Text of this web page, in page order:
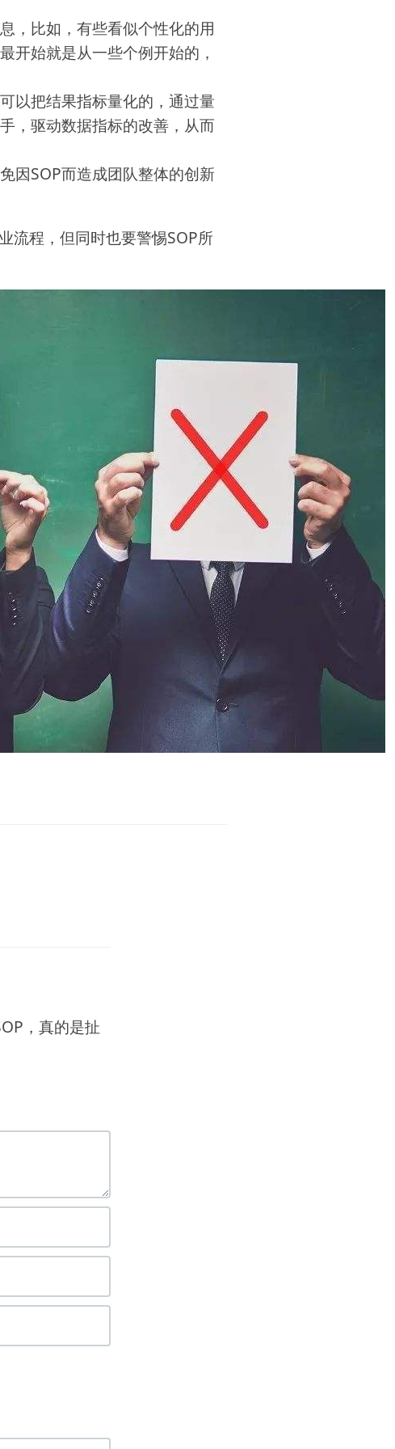
，比如，有些看似个性化的用
开始就是从一些个例开始的，
以把结果指标量化的，通过量
，驱动数据指标的改善，从而
因SOP而造成团队整体的创新
流程，但同时也要警惕SOP所
，真的是扯